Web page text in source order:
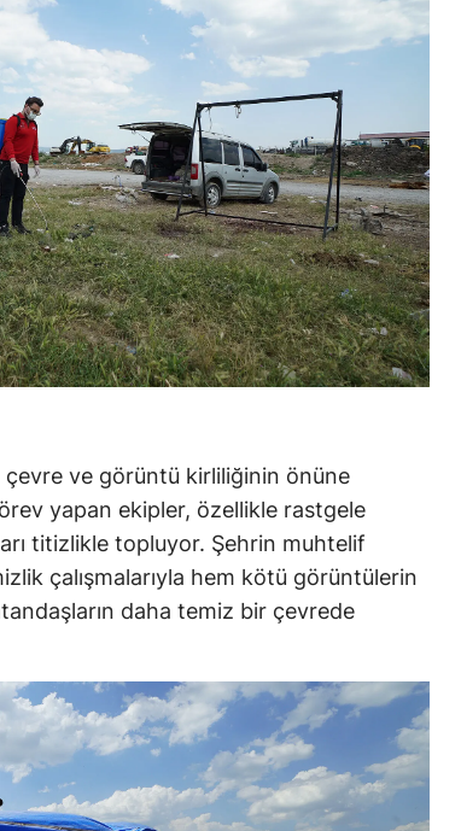
ve görüntü kirliliğinin önüne
yapan ekipler, özellikle rastgele
titizlikle topluyor. Şehrin muhtelif
çalışmalarıyla hem kötü görüntülerin
daha temiz bir çevrede